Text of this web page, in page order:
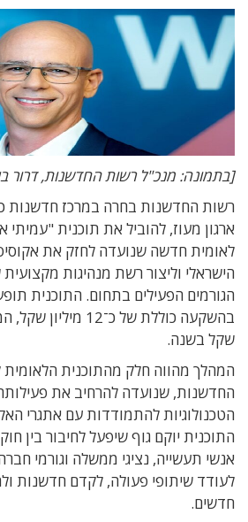
[בתמונה: מנכ"ל רשות החדשנות, דרור
רשות החדשנות בחרה במרכז חדשנות
ארגון מעוז, להוביל את תוכנית "עמיתי
לאומית חדשה שנועדה לחזק את
הישראלי וליצור רשת מנהיגות
הגורמים הפעילים בתחום. התוכנית
שקל בשנה.
המהלך מהווה חלק מהתוכנית
החדשנות, שנועדה להרחיב את
הטכנולוגיות להתמודדות עם אתגרי
התוכנית יוקם גוף שיפעל לחיבור בין
אנשי תעשייה, נציגי ממשלה וגורמי
לעודד שיתופי פעולה, לקדם חדשנות
חדשים.